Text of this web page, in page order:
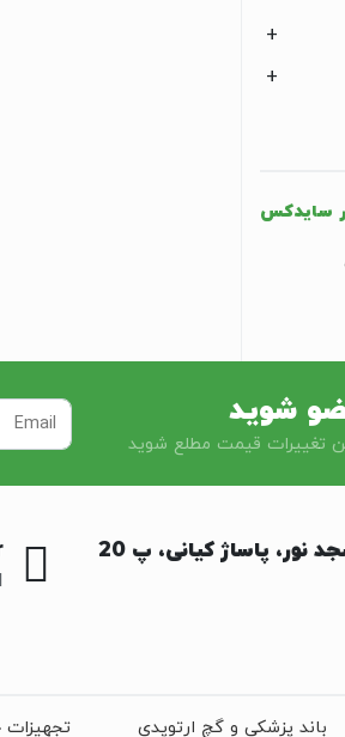
سایدکس
شوید
تغییرات قیمت مطلع شوید
نور، پاساژ کیانی، پ 20
باند پزشکی و گچ ارتوپدی تجهیزات